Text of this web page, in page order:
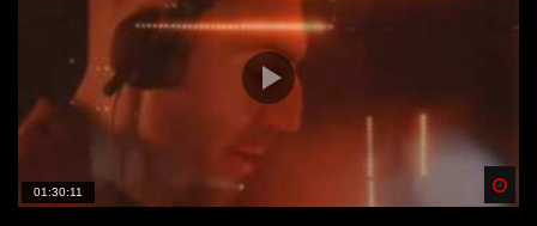
01:30:11